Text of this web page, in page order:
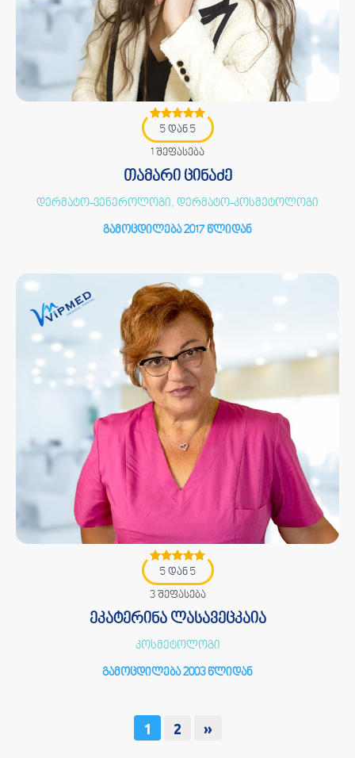
5 დან 5
1 შეფასება
თამარი ცინაძე
დერმატო-ვენეროლოგი, დერმატო-კოსმეტოლოგი
გამოცდილება 2017 წლიდან
5 დან 5
3 შეფასება
ეკატერინა ლასავეცკაია
კოსმეტოლოგი
გამოცდილება 2003 წლიდან
1 2 »